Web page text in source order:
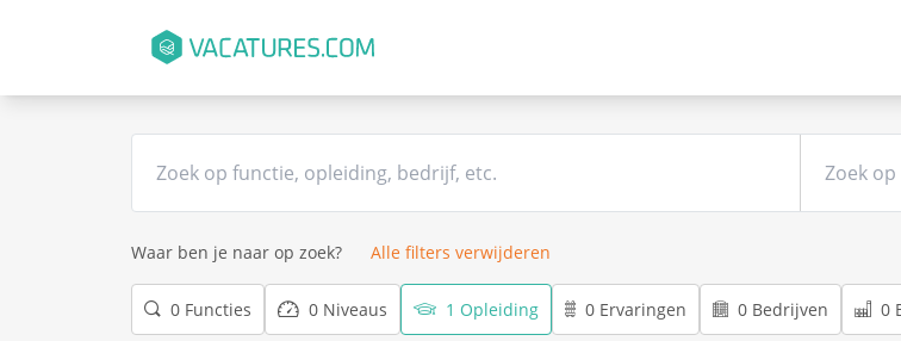
Waar ben je naar op zoek? Alle filters verwijderen
0 Functies 0 Niveaus 1 Opleiding 0 Ervaringen 0 Bedrijven 0